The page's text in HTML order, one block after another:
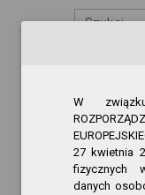
Szukaj
W
27 kwietnia
fizycznych
danych